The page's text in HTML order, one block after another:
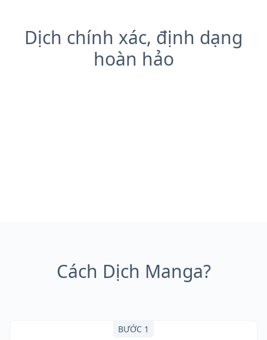
Dịch chính xác, định dạng
hoàn hảo
Cách Dịch Manga?
BƯỚC 1